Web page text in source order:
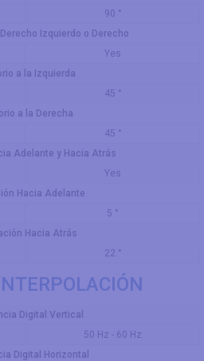
90 °
Izquierdo o Derecho
Yes
a la Izquierda
45 °
a la Derecha
45 °
Adelante y Hacia Atrás
Yes
Hacia Adelante
5 °
Hacia Atrás
22 °
Digital Vertical
50 Hz - 60 Hz
Digital Horizontal